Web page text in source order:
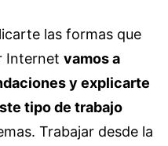
las formas que
Internet vamos a
y explicarte
tipo de trabajo
Trabajar desde la